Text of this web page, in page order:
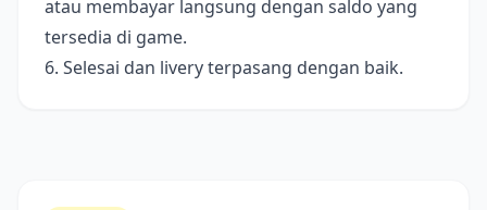
atau membayar langsung dengan saldo yang
tersedia di game.
6. Selesai dan livery terpasang dengan baik.